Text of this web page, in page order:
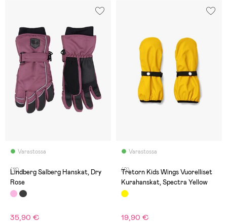
Varastossa
(11)
Lindberg Salberg Hanskat, Dry
Rose
35,90 €
Varastossa
(0)
Tretorn Kids Wings Vuorelliset
Kurahanskat, Spectra Yellow
19,90 €